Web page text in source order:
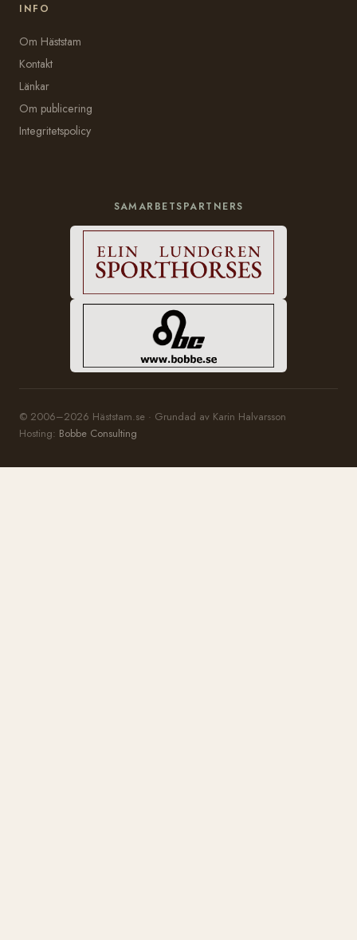
INFO
Om Häststam
Kontakt
Länkar
Om publicering
Integritetspolicy
SAMARBETSPARTNERS
© 2006–2026 Häststam.se · Grundad av Karin Halvarsson
Hosting: Bobbe Consulting